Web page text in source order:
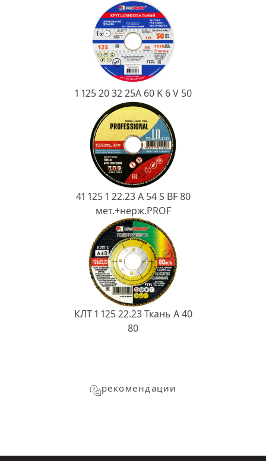
1 125 20 32 25А 60 K 6 V 50
41 125 1 22.23 A 54 S BF 80
мет.+нерж.PROF
КЛТ 1 125 22.23 Ткань A 40
80
рекомендации